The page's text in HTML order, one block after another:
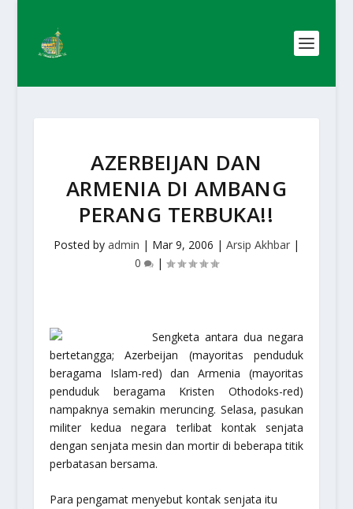
AZERBEIJAN DAN
ARMENIA DI AMBANG
PERANG TERBUKA!!
Posted by admin | Mar 9, 2006 | Arsip Akhbar|
0
|
Sengketa antara dua negara
bertetangga; Azerbeijan (mayoritas penduduk
beragama Islam-red) dan Armenia (mayoritas
penduduk beragama Kristen Othodoks-red)
nampaknya semakin meruncing. Selasa, pasukan
militer kedua negara terlibat kontak senjata
dengan senjata mesin dan mortir di beberapa titik
perbatasan bersama.
Para pengamat menyebut kontak senjata itu